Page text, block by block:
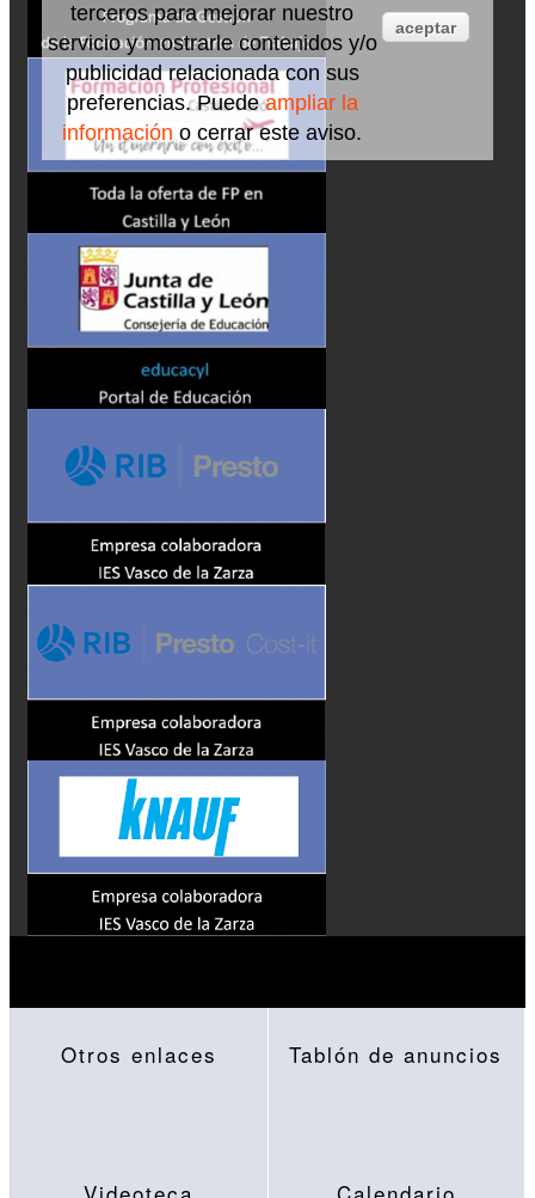
Otros enlaces Tablón de anuncios
terceros para mejorar nuestro
servicio y mostrarle contenidos y/o
publicidad relacionada con sus
preferencias. Puedeampliar la
información o cerrar este aviso.
aceptar